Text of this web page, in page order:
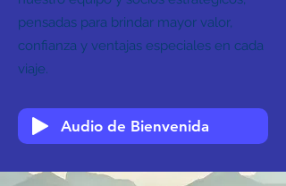
pensadas para brindar mayor valor,
confianza y ventajas especiales en cada
viaje.
Audio de Bienvenida